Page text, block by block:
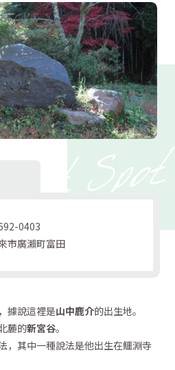
0403
市廣瀨町富田
據說這裡是山中鹿介的出生地。
麓的新宮谷。
，其中一種說法是他出生在鱷淵寺